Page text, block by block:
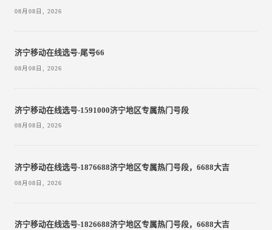
08月08日, 2026
济宁移动在线选号-尾号66
08月08日, 2026
济宁移动在线选号-1591000济宁地区专属热门号段
08月08日, 2026
济宁移动在线选号-1876688济宁地区专属热门号段，6688大吉
08月08日, 2026
济宁移动在线选号-1826688济宁地区专属热门号段，6688大吉